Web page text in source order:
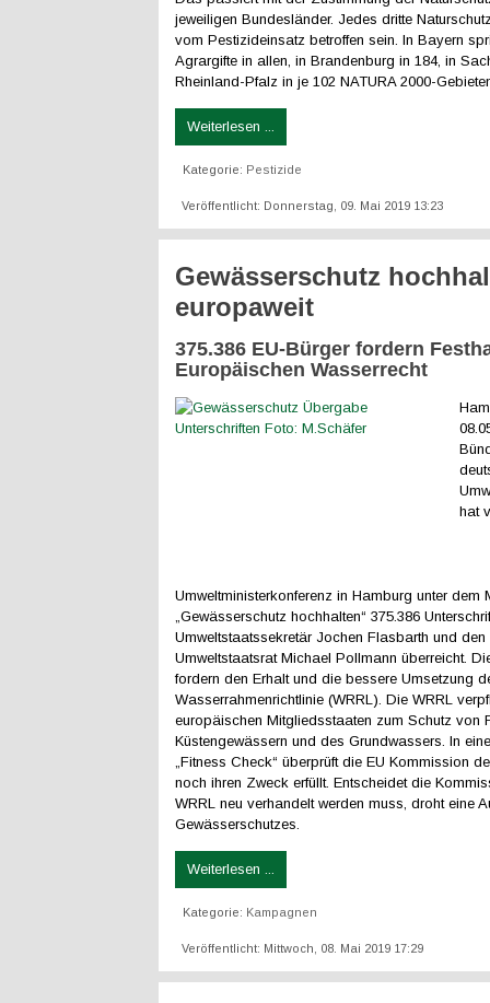
jeweiligen Bundesländer. Jedes dritte
vom Pestizideinsatz betroffen sein. In Bayern
Agrargifte in allen, in Brandenburg in 184, in
Rheinland-Pfalz in je 102 NATURA 2000-
Weiterlesen ...
Kategorie: Pestizide
Veröffentlicht: Donnerstag, 09. Mai 2019 13:23
Gewässerschutz
europaweit
375.386 EU-Bürger fordern
Europäischen Wasserrecht
hat
Umweltministerkonferenz in Hamburg unter dem
„Gewässerschutz hochhalten“ 375.386
Umweltstaatssekretär Jochen Flasbarth und den
Umweltstaatsrat Michael Pollmann überreicht.
fordern den Erhalt und die bessere Umsetzung
Wasserrahmenrichtlinie (WRRL). Die WRRL
europäischen Mitgliedsstaaten zum Schutz von
Küstengewässern und des Grundwassers. In
„Fitness Check“ überprüft die EU Kommission
noch ihren Zweck erfüllt. Entscheidet die
WRRL neu verhandelt werden muss, droht eine
Gewässerschutzes.
Weiterlesen ...
Kategorie: Kampagnen
Veröffentlicht: Mittwoch, 08. Mai 2019 17:29